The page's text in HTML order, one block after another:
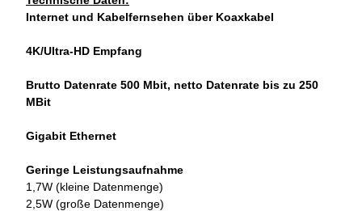
Internet und Kabelfernsehen über Koaxkabel
4K/Ultra-HD Empfang
Brutto Datenrate 500 Mbit, netto Datenrate bis zu 250
MBit
Gigabit Ethernet
Geringe Leistungsaufnahme
1,7W (kleine Datenmenge)
2,5W (große Datenmenge)